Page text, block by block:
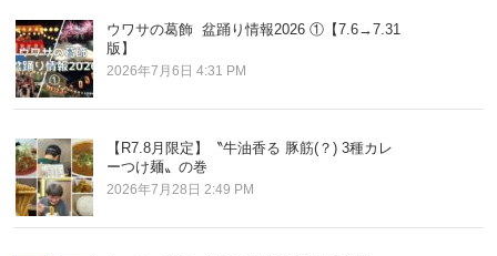
ウワサの葛飾 盆踊り情報2026 ①【7.6→7.31
版】
2026年7月6日 4:31 PM
【R7.8月限定】〝牛油香る 豚筋(？) 3種カレ
ーつけ麺〟の巻
2026年7月28日 2:49 PM